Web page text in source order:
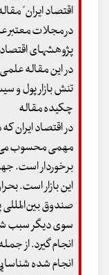
در مجلات معتبر
پژوهشهای
در این مقاله
تنش بازار پول و
چکیده مقاله
در اقتصاد ایران که
مهمی محسوب
برخوردار است.
این بازار است.
صندوق
سوی دیگر سبب
انجام گیرد. از
انجام شده